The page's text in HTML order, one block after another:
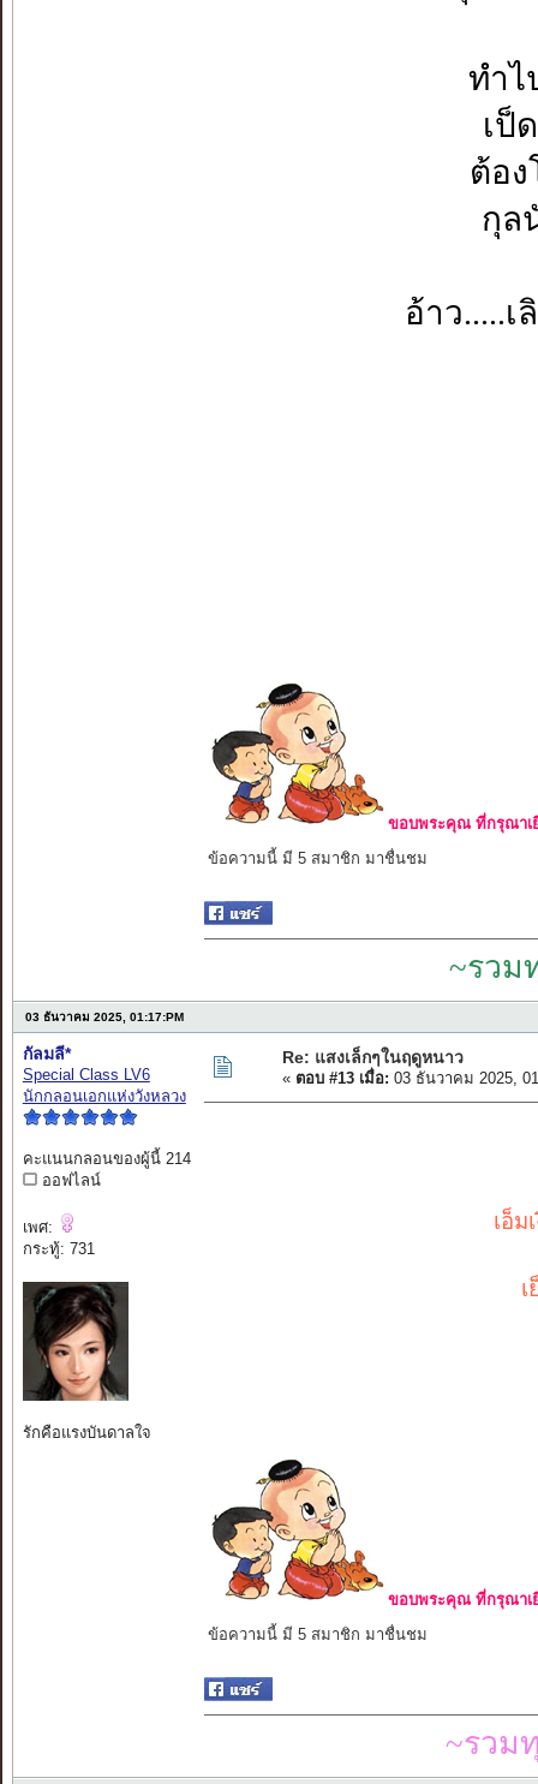
ทำไ
เป็
ต้อง
กุล
อ้าว.....
ขอบพระคุณ ที่กรุณาเ
ข้อความนี้ มี 5 สมาชิก มาชื่นชม
~รวม
03 ธันวาคม 2025, 01:17:PM
กัลมลี*
Special Class LV6
นักกลอนเอกแห่งวังหลวง
คะแนนกลอนของผู้นี้ 214
ออฟไลน์
เพศ:
กระทู้: 731
รักคือแรงบันดาลใจ
Re: แสงเล็กๆในฤดูหนาว
« ตอบ #13 เมื่อ: 03 ธันวาคม 2025,
เอ็ม
ขอบพระคุณ ที่กรุณาเ
ข้อความนี้ มี 5 สมาชิก มาชื่นชม
~รวม